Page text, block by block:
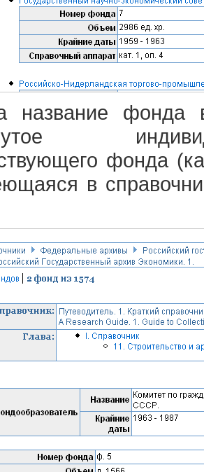
название фонда
фонда
в